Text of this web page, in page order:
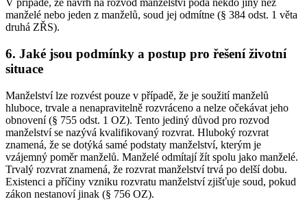
V případě, že návrh na rozvod manželství podá někdo jiný než
manželé nebo jeden z manželů, soud jej odmítne (§ 384 odst. 1 věta
druhá ZŘS).
6. Jaké jsou podmínky a postup pro řešení životní
situace
Manželství lze rozvést pouze v případě, že je soužití manželů
hluboce, trvale a nenapravitelně rozvráceno a nelze očekávat jeho
obnovení (§ 755 odst. 1 OZ). Tento jediný důvod pro rozvod
manželství se nazývá kvalifikovaný rozvrat. Hluboký rozvrat
znamená, že se dotýká samé podstaty manželství, kterým je
vzájemný poměr manželů. Manželé odmítají žít spolu jako manželé.
Trvalý rozvrat znamená, že rozvrat manželství trvá po delší dobu.
Existenci a příčiny vzniku rozvratu manželství zjišťuje soud, pokud
zákon nestanoví jinak (§ 756 OZ).